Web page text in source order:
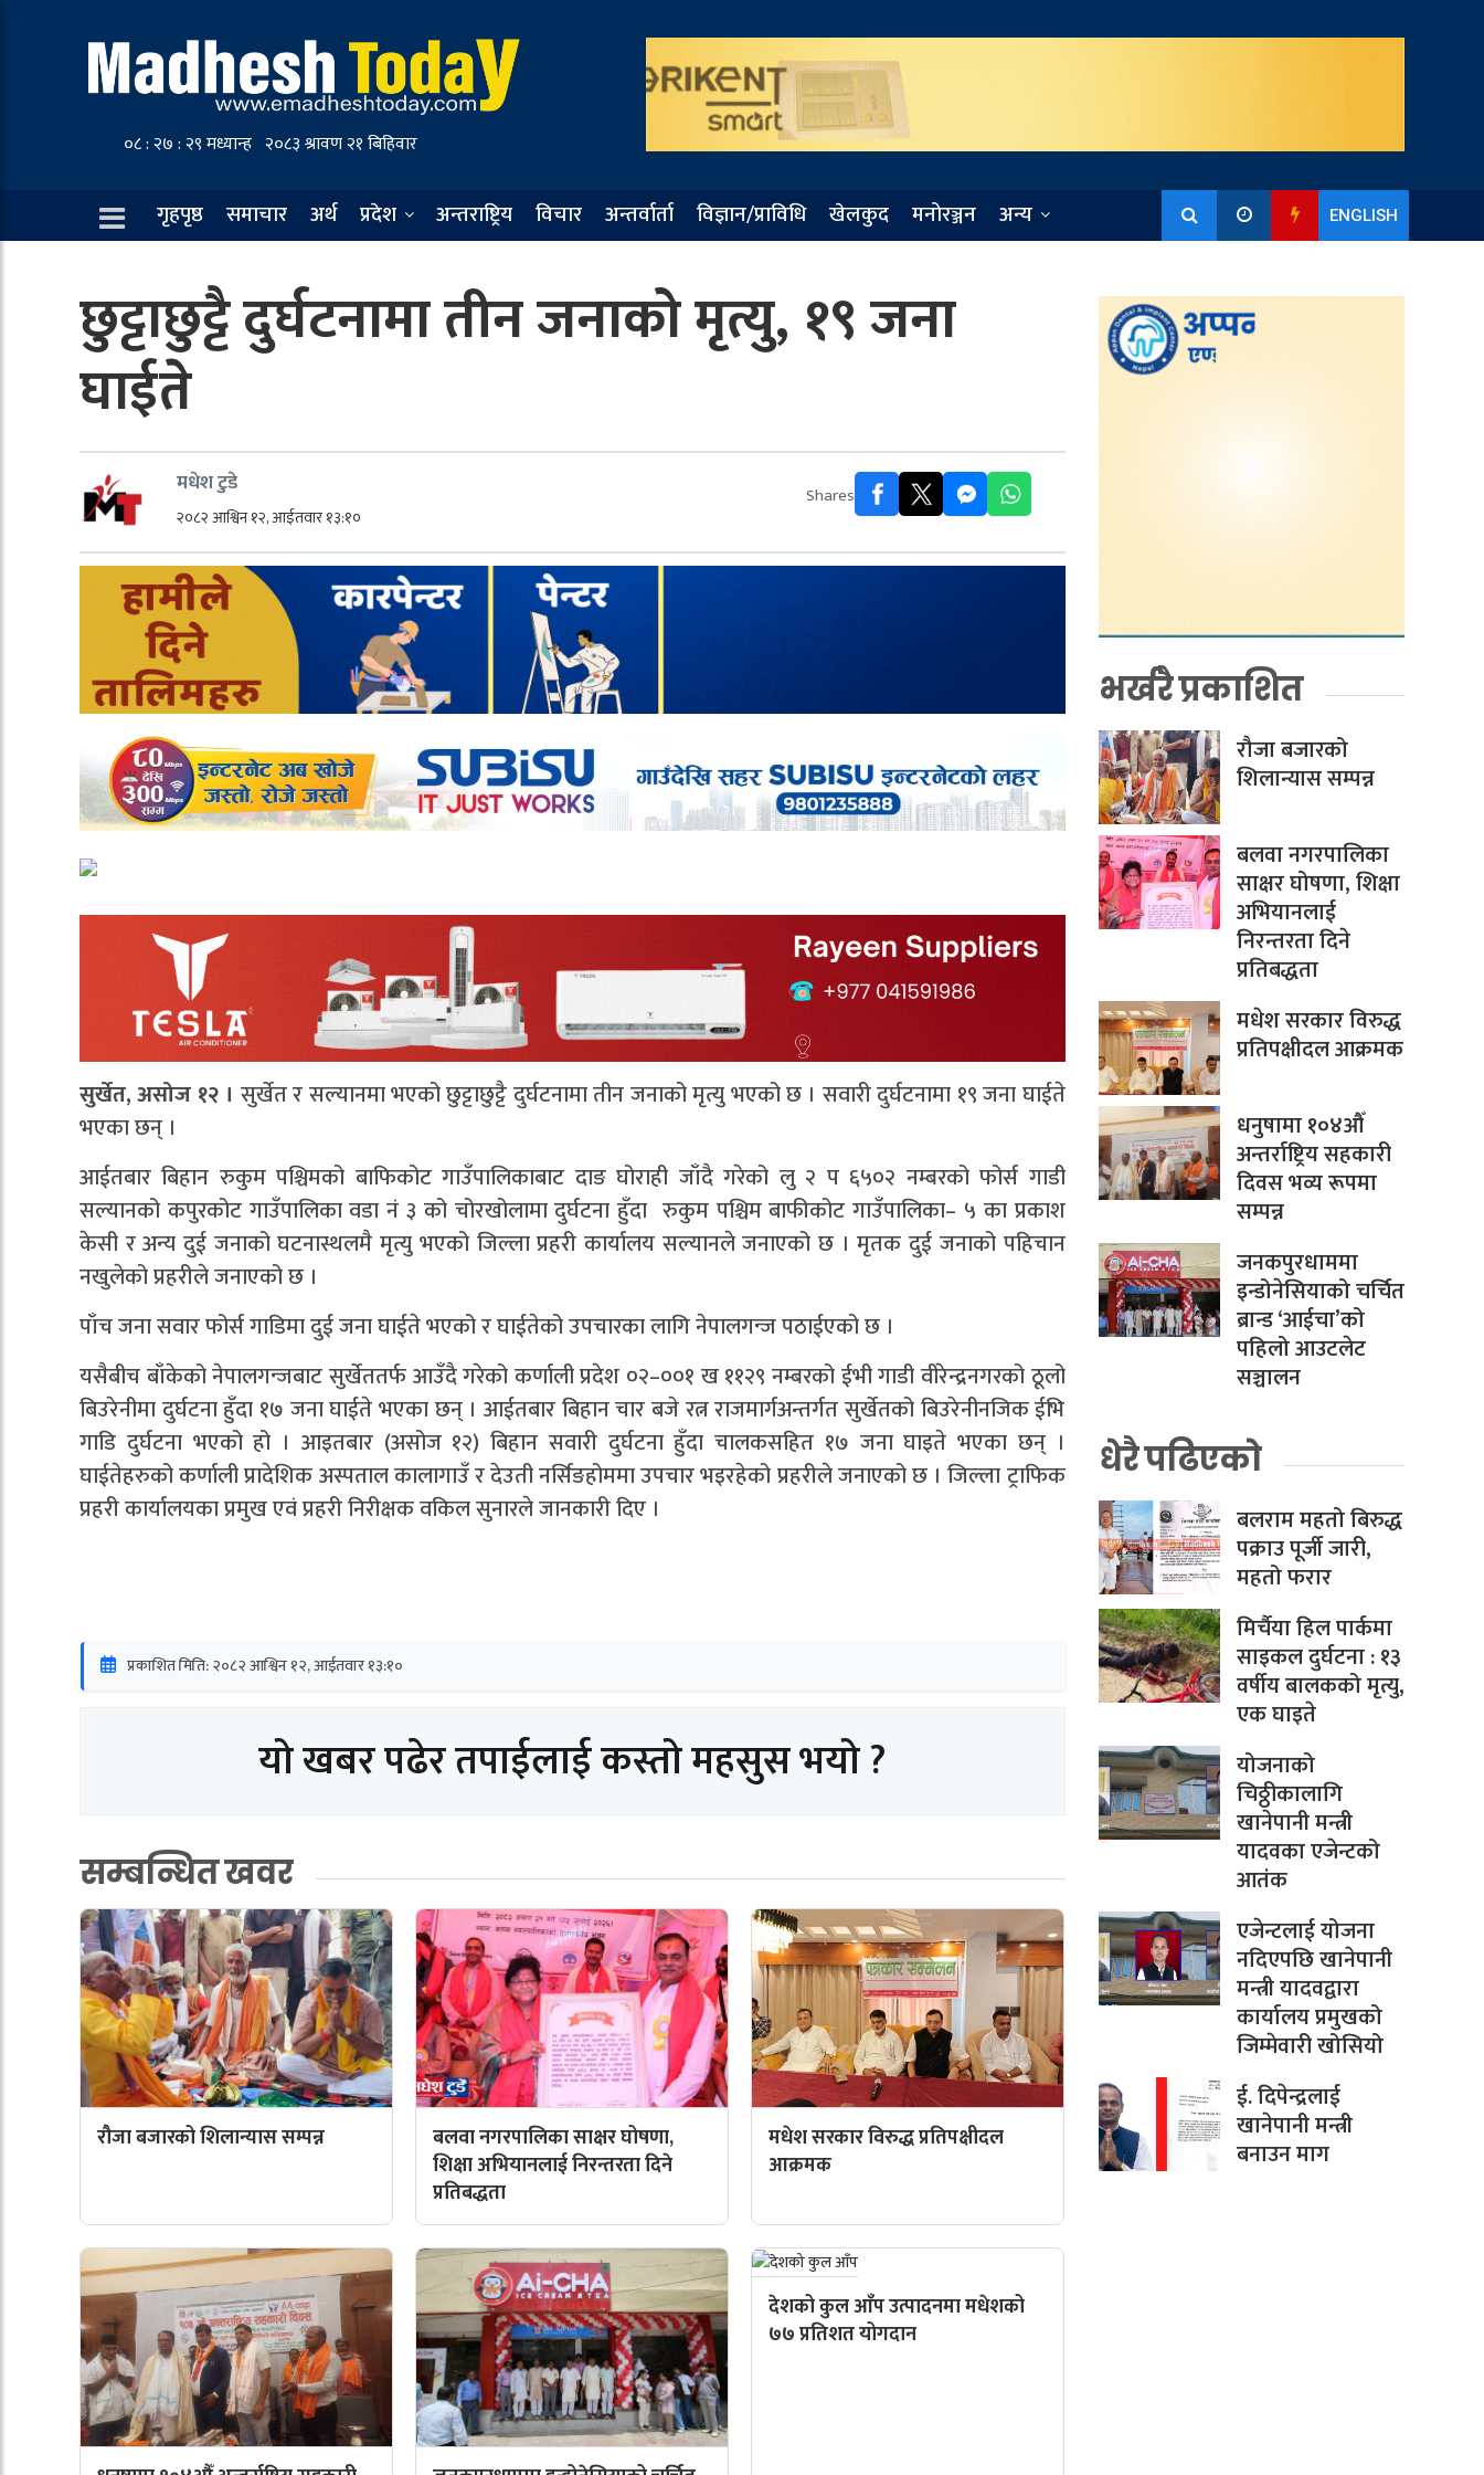
गृहपृष्ठ समाचार अर्थ प्रदेश अन्तराष्ट्रिय विचार अन्तर्वार्ता विज्ञान/प्राविधि खेलकुद मनोरञ्जन अन्य ENGLISH
छुट्टाछुट्टै दुर्घटनामा तीन जनाको मृत्यु, १९ जना
घाईते
मधेश टुडे
२०८२ आश्विन १२, आईतवार १३:१०
Shares
सुर्खेत, असोज १२ । सुर्खेत र सल्यानमा भएको छुट्टाछुट्टै दुर्घटनामा तीन जनाको मृत्यु भएको छ । सवारी दुर्घटनामा १९ जना घाईते
भएका छन् ।
आईतबार बिहान रुकुम पश्चिमको बाफिकोट गाउँपालिकाबाट दाङ घोराही जाँदै गरेको लु २ प ६५०२ नम्बरको फोर्स गाडी
सल्यानको कपुरकोट गाउँपालिका वडा नं ३ को चोरखोलामा दुर्घटना हुँदा रुकुम पश्चिम बाफीकोट गाउँपालिका– ५ का प्रकाश
केसी र अन्य दुई जनाको घटनास्थलमै मृत्यु भएको जिल्ला प्रहरी कार्यालय सल्यानले जनाएको छ । मृतक दुई जनाको पहिचान
नखुलेको प्रहरीले जनाएको छ ।
पाँच जना सवार फोर्स गाडिमा दुई जना घाईते भएको र घाईतेको उपचारका लागि नेपालगन्ज पठाईएको छ ।
यसैबीच बाँकेको नेपालगन्जबाट सुर्खेततर्फ आउँदै गरेको कर्णाली प्रदेश ०२–००१ ख ११२९ नम्बरको ईभी गाडी वीरेन्द्रनगरको ठूलो
बिउरेनीमा दुर्घटना हुँदा १७ जना घाईते भएका छन् । आईतबार बिहान चार बजे रत्न राजमार्गअन्तर्गत सुर्खेतको बिउरेनीनजिक ईभि
गाडि दुर्घटना भएको हो । आइतबार (असोज १२) बिहान सवारी दुर्घटना हुँदा चालकसहित १७ जना घाइते भएका छन् ।
घाईतेहरुको कर्णाली प्रादेशिक अस्पताल कालागाउँ र देउती नर्सिङहोममा उपचार भइरहेको प्रहरीले जनाएको छ । जिल्ला ट्राफिक
प्रहरी कार्यालयका प्रमुख एवं प्रहरी निरीक्षक वकिल सुनारले जानकारी दिए ।
प्रकाशित मिति: २०८२ आश्विन १२, आईतवार १३:१०
यो खबर पढेर तपाईलाई कस्तो महसुस भयो ?
सम्बन्धित खवर
रौजा बजारको शिलान्यास सम्पन्न
बलवा नगरपालिका साक्षर घोषणा,
शिक्षा अभियानलाई निरन्तरता दिने
प्रतिबद्धता
मधेश सरकार विरुद्ध प्रतिपक्षीदल
आक्रमक
देशको कुल आँप उत्पादनमा मधेशको
७७ प्रतिशत योगदान
भर्खरै प्रकाशित
रौजा बजारको
शिलान्यास सम्पन्न
बलवा नगरपालिका
साक्षर घोषणा, शिक्षा
अभियानलाई
निरन्तरता दिने
प्रतिबद्धता
मधेश सरकार विरुद्ध
प्रतिपक्षीदल आक्रमक
धनुषामा १०४औँ
अन्तर्राष्ट्रिय सहकारी
दिवस भव्य रूपमा
सम्पन्न
जनकपुरधाममा
इन्डोनेसियाको चर्चित
ब्रान्ड ‘आईचा’को
पहिलो आउटलेट
सञ्चालन
धेरै पढिएको
बलराम महतो बिरुद्ध
पक्राउ पूर्जी जारी,
महतो फरार
मिर्चैया हिल पार्कमा
साइकल दुर्घटना : १३
वर्षीय बालकको मृत्यु,
एक घाइते
योजनाको
चिठ्ठीकालागि
खानेपानी मन्त्री
यादवका एजेन्टको
आतंक
एजेन्टलाई योजना
नदिएपछि खानेपानी
मन्त्री यादवद्वारा
कार्यालय प्रमुखको
जिम्मेवारी खोसियो
ई. दिपेन्द्रलाई
खानेपानी मन्त्री
बनाउन माग